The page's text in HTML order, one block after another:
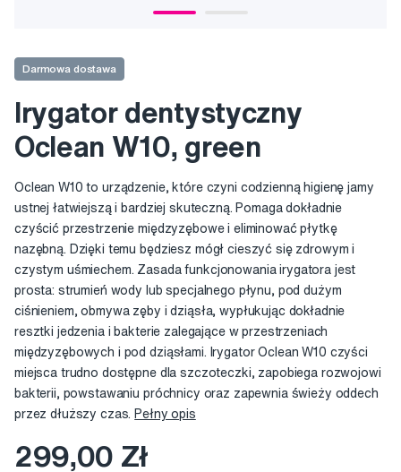
Darmowa dostawa
Irygator dentystyczny
Oclean W10, green
Oclean W10 to urządzenie, które czyni codzienną higienę jamy
ustnej łatwiejszą i bardziej skuteczną. Pomaga dokładnie
czyścić przestrzenie międzyzębowe i eliminować płytkę
nazębną. Dzięki temu będziesz mógł cieszyć się zdrowym i
czystym uśmiechem. Zasada funkcjonowania irygatora jest
prosta: strumień wody lub specjalnego płynu, pod dużym
ciśnieniem, obmywa zęby i dziąsła, wypłukując dokładnie
resztki jedzenia i bakterie zalegające w przestrzeniach
międzyzębowych i pod dziąsłami. Irygator Oclean W10 czyści
miejsca trudno dostępne dla szczoteczki, zapobiega rozwojowi
bakterii, powstawaniu próchnicy oraz zapewnia świeży oddech
przez dłuższy czas. Pełny opis
299,00 Zł